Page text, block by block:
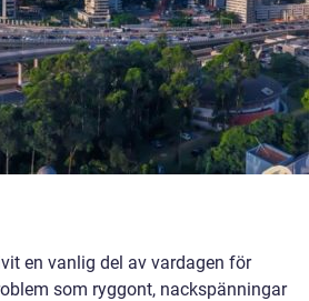
en vanlig del av vardagen för
som ryggont, nackspänningar